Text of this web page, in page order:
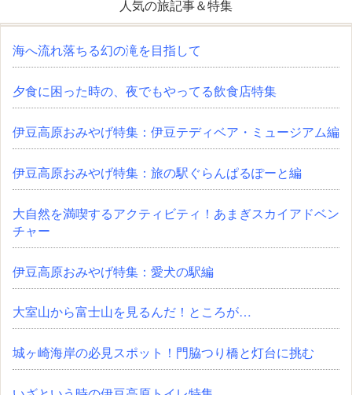
人気の旅記事＆特集
海へ流れ落ちる幻の滝を目指して
夕食に困った時の、夜でもやってる飲食店特集
伊豆高原おみやげ特集：伊豆テディベア・ミュージアム編
伊豆高原おみやげ特集：旅の駅ぐらんぱるぽーと編
大自然を満喫するアクティビティ！あまぎスカイアドベン
チャー
伊豆高原おみやげ特集：愛犬の駅編
大室山から富士山を見るんだ！ところが…
城ヶ崎海岸の必見スポット！門脇つり橋と灯台に挑む